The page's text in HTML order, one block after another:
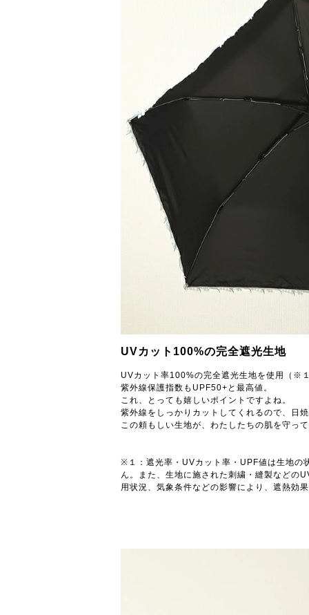
UVカット100%の完全遮光生地
UVカット率100%の完全遮光生地を使用（※
紫外線保護指数もUPF50+と最高値。
これ、とっても嬉しいポイントですよね。
紫外線をしっかりカットしてくれるので、日
この頼もしい生地が、わたしたちの肌を守っ
※１：遮光率・UVカット率・UPF値は生地の
ん。また、生地に施された刺繍・縫製などの
用状況、気象条件などの影響により、遮熱効